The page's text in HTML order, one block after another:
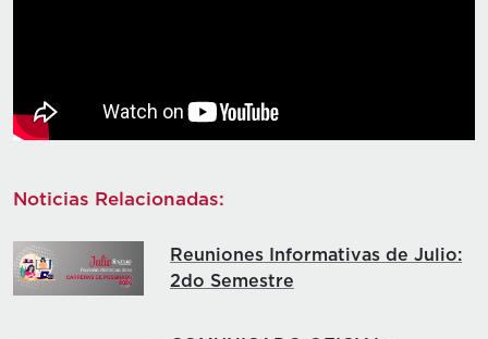
Noticias Relacionadas:
Reuniones Informativas de Julio:
2do Semestre